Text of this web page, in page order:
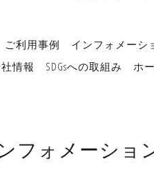
ご利用事例 インフォメーシ
情報
SDGsへの取組み ホ
フォメーショ